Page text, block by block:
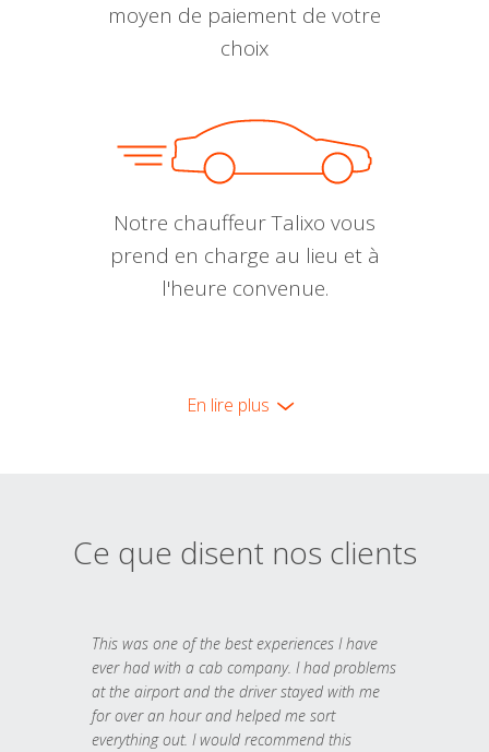
moyen de paiement de votre
choix
Notre chauffeur Talixo vous
prend en charge au lieu et à
l'heure convenue.
En lire plus
Ce que disent nos clients
This was one of the best experiences I have
ever had with a cab company. I had problems
at the airport and the driver stayed with me
for over an hour and helped me sort
everything out. I would recommend this